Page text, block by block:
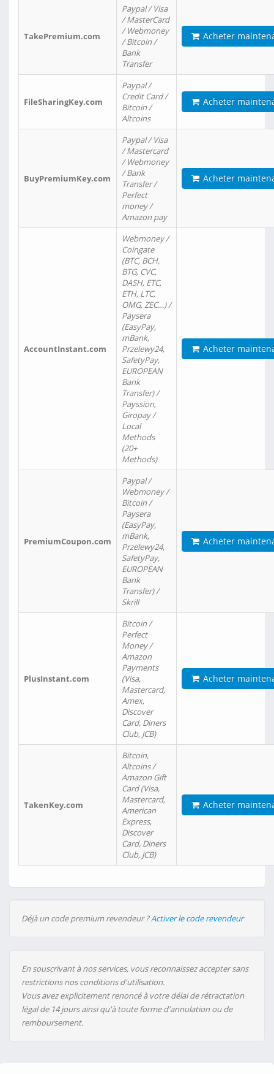
TakePremium.com
Paypal / Visa
/ MasterCard
/ Webmoney
/ Bitcoin /
Bank
Transfer
Acheter
FileSharingKey.com
Paypal /
Credit Card /
Bitcoin /
Altcoins
Acheter
BuyPremiumKey.com
Paypal / Visa
/ Mastercard
/ Webmoney
/ Bank
Transfer /
Perfect
money /
Amazon pay
Acheter
AccountInstant.com
Webmoney /
Coingate
(BTC, BCH,
BTG, CVC,
DASH, ETC,
ETH, LTC,
OMG, ZEC…) /
Paysera
(EasyPay,
mBank,
Przelewy24,
SafetyPay,
EUROPEAN
Bank
Transfer) /
Payssion,
Giropay /
Local
Methods
(20+
Methods)
Acheter
PremiumCoupon.com
Paypal /
Webmoney /
Bitcoin /
Paysera
(EasyPay,
mBank,
Przelewy24,
SafetyPay,
EUROPEAN
Bank
Transfer) /
Skrill
Acheter
PlusInstant.com
Bitcoin /
Perfect
Money /
Amazon
Payments
(Visa,
Mastercard,
Amex,
Discover
Card, Diners
Club, JCB)
Acheter
TakenKey.com
Bitcoin,
Altcoins /
Amazon Gift
Card (Visa,
Mastercard,
American
Express,
Discover
Card, Diners
Club, JCB)
Acheter
Déjà un code premium revendeur ?Activer le code revendeur
En souscrivant à nos services, vous reconnaissez accepter sans
restrictions nos conditions d'utilisation.
Vous avez explicitement renoncé à votre délai de rétractation
légal de 14 jours ainsi qu'à toute forme d'annulation ou de
remboursement.